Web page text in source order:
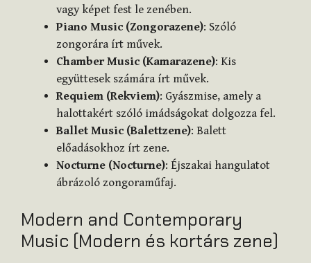
vagy képet fest le zenében.
Piano Music (Zongorazene): Szóló
zongorára írt művek.
Chamber Music (Kamarazene): Kis
együttesek számára írt művek.
Requiem (Rekviem): Gyászmise, amely a
halottakért szóló imádságokat dolgozza fel.
Ballet Music (Balettzene): Balett
előadásokhoz írt zene.
Nocturne (Nocturne): Éjszakai hangulatot
ábrázoló zongoraműfaj.
Modern and Contemporary
Music (Modern és kortárs zene)